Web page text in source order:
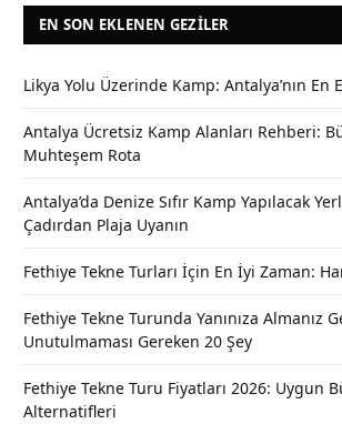
EN SON EKLENEN GEZILER
Likya Yolu Üzerinde Kamp: Antalya’nın En
Antalya Ücretsiz Kamp Alanları Rehberi:
Muhteşem Rota
Antalya’da Denize Sıfır Kamp Yapılacak
Çadırdan Plaja Uyanın
Fethiye Tekne Turları İçin En İyi Zaman:
Fethiye Tekne Turunda Yanınıza Almanız
Unutulmaması Gereken 20 Şey
Fethiye Tekne Turu Fiyatları 2026: Uygun
Alternatifleri